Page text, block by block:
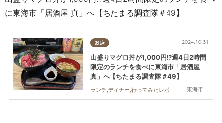
に東海市「居酒屋 真」へ【ちたまる調査隊＃49】
お店
東海市
2024.10.31
山盛りマグロ丼が1,000円!?週4日2時間
限定のランチを食べに東海市「居酒屋
真」へ【ちたまる調査隊＃49】
ランチ,ディナー,行ってみたレポ